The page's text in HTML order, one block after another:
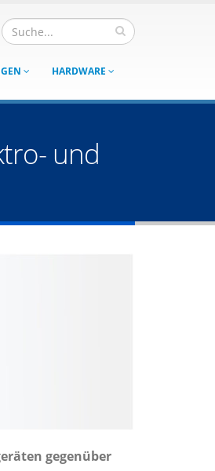
HARDWARE
und
gegenüber